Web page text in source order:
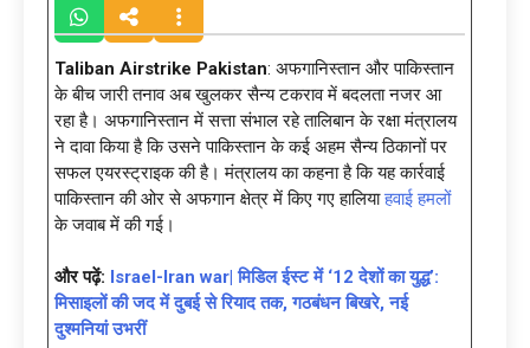
Taliban Airstrike Pakistan: अफगानिस्तान और पाकिस्तान
के बीच जारी तनाव अब खुलकर सैन्य टकराव में बदलता नजर आ
रहा है। अफगानिस्तान में सत्ता संभाल रहे तालिबान के रक्षा मंत्रालय
ने दावा किया है कि उसने पाकिस्तान के कई अहम सैन्य ठिकानों पर
सफल एयरस्ट्राइक की है। मंत्रालय का कहना है कि यह कार्रवाई
पाकिस्तान की ओर से अफगान क्षेत्र में किए गए हालियाहवाई हमलों
के जवाब में की गई।
और पढ़ें: Israel-Iran war| मिडिल ईस्ट में ‘12 देशों का युद्ध’:
मिसाइलों की जद में दुबई से रियाद तक, गठबंधन बिखरे, नई
दुश्मनियां उभरीं